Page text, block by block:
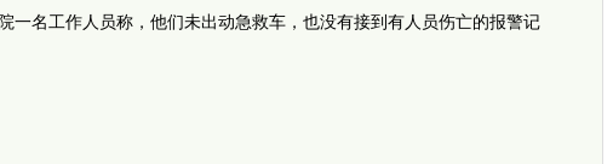
名工作人员称，他们未出动急救车，也没有接到有人员伤亡的报警记